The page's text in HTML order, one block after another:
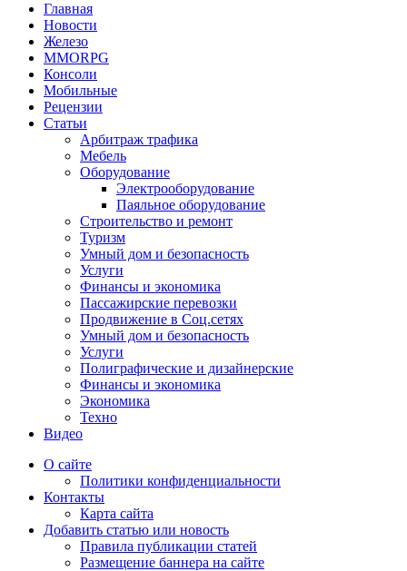
Главная
Новости
Железо
MMORPG
Консоли
Мобильные
Рецензии
Статьи
Арбитраж трафика
Мебель
Оборудование
Электрооборудование
Паяльное оборудование
Строительство и ремонт
Туризм
Умный дом и безопасность
Услуги
Финансы и экономика
Пассажирские перевозки
Продвижение в Соц.сетях
Умный дом и безопасность
Услуги
Полиграфические и дизайнерские
Финансы и экономика
Экономика
Техно
Видео
О сайте
Политики конфиденциальности
Контакты
Карта сайта
Добавить статью или новость
Правила публикации статей
Размещение баннера на сайте